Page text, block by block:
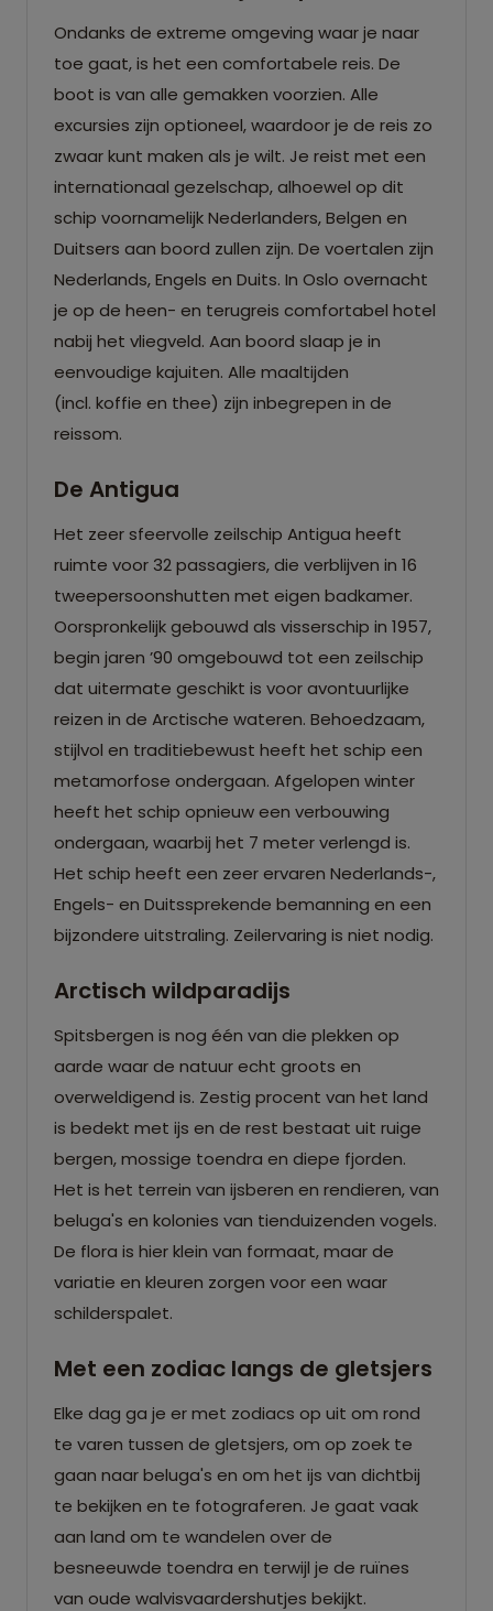
Ondanks de extreme omgeving waar je naar
toe gaat, is het een comfortabele reis. De
boot is van alle gemakken voorzien. Alle
excursies zijn optioneel, waardoor je de reis zo
zwaar kunt maken als je wilt. Je reist met een
internationaal gezelschap, alhoewel op dit
schip voornamelijk Nederlanders, Belgen en
Duitsers aan boord zullen zijn. De voertalen zijn
Nederlands, Engels en Duits. In Oslo overnacht
je op de heen- en terugreis comfortabel hotel
nabij het vliegveld. Aan boord slaap je in
eenvoudige kajuiten. Alle maaltijden
(incl. koffie en thee) zijn inbegrepen in de
reissom.
De Antigua
Het zeer sfeervolle zeilschip Antigua heeft
ruimte voor 32 passagiers, die verblijven in 16
tweepersoonshutten met eigen badkamer.
Oorspronkelijk gebouwd als visserschip in 1957,
begin jaren ’90 omgebouwd tot een zeilschip
dat uitermate geschikt is voor avontuurlijke
reizen in de Arctische wateren. Behoedzaam,
stijlvol en traditiebewust heeft het schip een
metamorfose ondergaan. Afgelopen winter
heeft het schip opnieuw een verbouwing
ondergaan, waarbij het 7 meter verlengd is.
Het schip heeft een zeer ervaren Nederlands-,
Engels- en Duitssprekende bemanning en een
bijzondere uitstraling. Zeilervaring is niet nodig.
Arctisch wildparadijs
Spitsbergen is nog één van die plekken op
aarde waar de natuur echt groots en
overweldigend is. Zestig procent van het land
is bedekt met ijs en de rest bestaat uit ruige
bergen, mossige toendra en diepe fjorden.
Het is het terrein van ijsberen en rendieren, van
beluga's en kolonies van tienduizenden vogels.
De flora is hier klein van formaat, maar de
variatie en kleuren zorgen voor een waar
schilderspalet.
Met een zodiac langs de gletsjers
Elke dag ga je er met zodiacs op uit om rond
te varen tussen de gletsjers, om op zoek te
gaan naar beluga's en om het ijs van dichtbij
te bekijken en te fotograferen. Je gaat vaak
aan land om te wandelen over de
besneeuwde toendra en terwijl je de ruïnes
van oude walvisvaardershutjes bekijkt.